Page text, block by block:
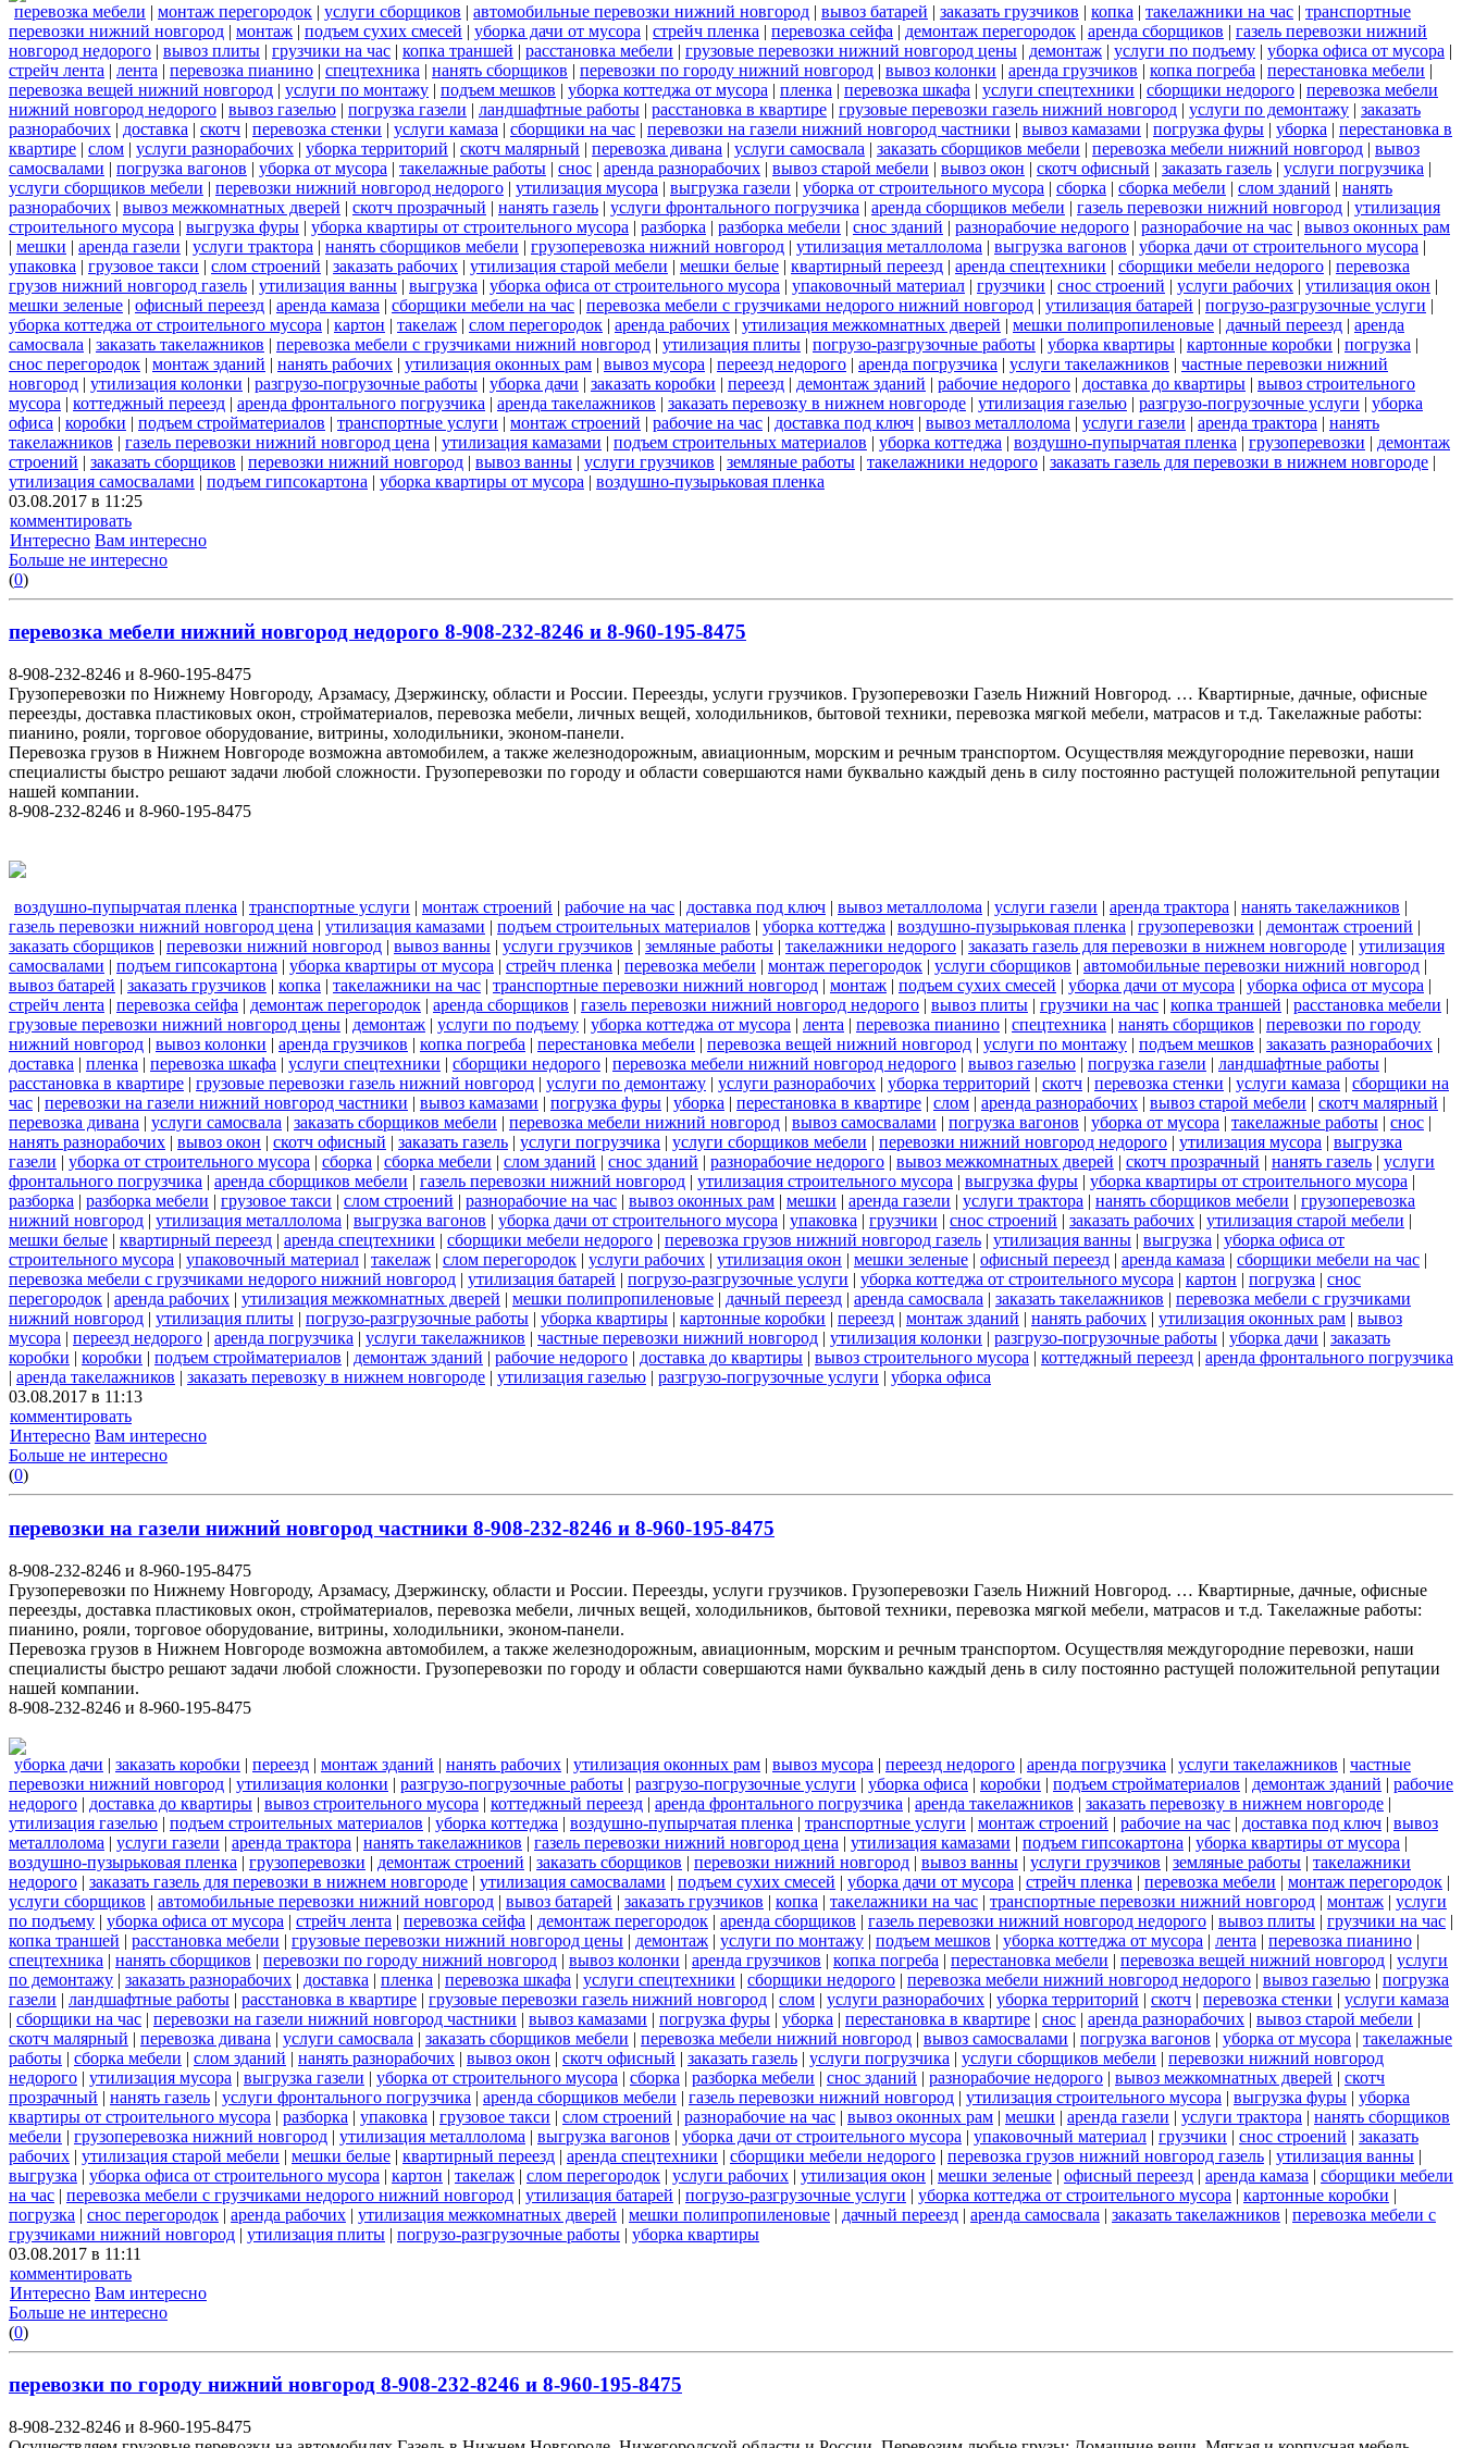
перевозка мебели | монтаж перегородок | услуги сборщиков | автомобильные перевозки нижний новгород | вывоз батарей | заказать грузчиков | копка | такелажники на час | транспортные
перевозки нижний новгород | монтаж | подъем сухих смесей | уборка дачи от мусора | стрейч пленка | перевозка сейфа | демонтаж перегородок | аренда сборщиков | газель перевозки нижний
новгород недорого | вывоз плиты | грузчики на час | копка траншей | расстановка мебели | грузовые перевозки нижний новгород цены | демонтаж | услуги по подъему | уборка офиса от мусора |
стрейч лента | лента | перевозка пианино | спецтехника | нанять сборщиков | перевозки по городу нижний новгород | вывоз колонки | аренда грузчиков | копка погреба | перестановка мебели |
перевозка вещей нижний новгород | услуги по монтажу | подъем мешков | уборка коттеджа от мусора | пленка | перевозка шкафа | услуги спецтехники | сборщики недорого | перевозка мебели
нижний новгород недорого | вывоз газелью | погрузка газели | ландшафтные работы | расстановка в квартире | грузовые перевозки газель нижний новгород | услуги по демонтажу | заказать
разнорабочих | доставка | скотч | перевозка стенки | услуги камаза | сборщики на час | перевозки на газели нижний новгород частники | вывоз камазами | погрузка фуры | уборка | перестановка в
квартире | слом | услуги разнорабочих | уборка территорий | скотч малярный | перевозка дивана | услуги самосвала | заказать сборщиков мебели | перевозка мебели нижний новгород | вывоз
самосвалами | погрузка вагонов | уборка от мусора | такелажные работы | снос | аренда разнорабочих | вывоз старой мебели | вывоз окон | скотч офисный | заказать газель | услуги погрузчика |
услуги сборщиков мебели | перевозки нижний новгород недорого | утилизация мусора | выгрузка газели | уборка от строительного мусора | сборка | сборка мебели | слом зданий | нанять
разнорабочих | вывоз межкомнатных дверей | скотч прозрачный | нанять газель | услуги фронтального погрузчика | аренда сборщиков мебели | газель перевозки нижний новгород | утилизация
строительного мусора | выгрузка фуры | уборка квартиры от строительного мусора | разборка | разборка мебели | снос зданий | разнорабочие недорого | разнорабочие на час | вывоз оконных рам
| мешки | аренда газели | услуги трактора | нанять сборщиков мебели | грузоперевозка нижний новгород | утилизация металлолома | выгрузка вагонов | уборка дачи от строительного мусора |
упаковка | грузовое такси | слом строений | заказать рабочих | утилизация старой мебели | мешки белые | квартирный переезд | аренда спецтехники | сборщики мебели недорого | перевозка
грузов нижний новгород газель | утилизация ванны | выгрузка | уборка офиса от строительного мусора | упаковочный материал | грузчики | снос строений | услуги рабочих | утилизация окон |
мешки зеленые | офисный переезд | аренда камаза | сборщики мебели на час | перевозка мебели с грузчиками недорого нижний новгород | утилизация батарей | погрузо-разгрузочные услуги |
уборка коттеджа от строительного мусора | картон | такелаж | слом перегородок | аренда рабочих | утилизация межкомнатных дверей | мешки полипропиленовые | дачный переезд | аренда
самосвала | заказать такелажников | перевозка мебели с грузчиками нижний новгород | утилизация плиты | погрузо-разгрузочные работы | уборка квартиры | картонные коробки | погрузка |
снос перегородок | монтаж зданий | нанять рабочих | утилизация оконных рам | вывоз мусора | переезд недорого | аренда погрузчика | услуги такелажников | частные перевозки нижний
новгород | утилизация колонки | разгрузо-погрузочные работы | уборка дачи | заказать коробки | переезд | демонтаж зданий | рабочие недорого | доставка до квартиры | вывоз строительного
мусора | коттеджный переезд | аренда фронтального погрузчика | аренда такелажников | заказать перевозку в нижнем новгороде | утилизация газелью | разгрузо-погрузочные услуги | уборка
офиса | коробки | подъем стройматериалов | транспортные услуги | монтаж строений | рабочие на час | доставка под ключ | вывоз металлолома | услуги газели | аренда трактора | нанять
такелажников | газель перевозки нижний новгород цена | утилизация камазами | подъем строительных материалов | уборка коттеджа | воздушно-пупырчатая пленка | грузоперевозки | демонтаж
строений | заказать сборщиков | перевозки нижний новгород | вывоз ванны | услуги грузчиков | земляные работы | такелажники недорого | заказать газель для перевозки в нижнем новгороде |
утилизация самосвалами | подъем гипсокартона | уборка квартиры от мусора | воздушно-пузырьковая пленка
03.08.2017 в 11:25
комментировать
Интересно Вам интересно
Больше не интересно
(0)
перевозка мебели нижний новгород недорого 8-908-232-8246 и 8-960-195-8475
8-908-232-8246 и 8-960-195-8475
Грузоперевозки по Нижнему Новгороду, Арзамасу, Дзержинску, области и России. Переезды, услуги грузчиков. Грузоперевозки Газель Нижний Новгород. … Квартирные, дачные, офисные
переезды, доставка пластиковых окон, стройматериалов, перевозка мебели, личных вещей, холодильников, бытовой техники, перевозка мягкой мебели, матрасов и т.д. Такелажные работы:
пианино, рояли, торговое оборудование, витрины, холодильники, эконом-панели.
Перевозка грузов в Нижнем Новгороде возможна автомобилем, а также железнодорожным, авиационным, морским и речным транспортом. Осуществляя междугородние перевозки, наши
специалисты быстро решают задачи любой сложности. Грузоперевозки по городу и области совершаются нами буквально каждый день в силу постоянно растущей положительной репутации
нашей компании.
8-908-232-8246 и 8-960-195-8475
воздушно-пупырчатая пленка | транспортные услуги | монтаж строений | рабочие на час | доставка под ключ | вывоз металлолома | услуги газели | аренда трактора | нанять такелажников |
газель перевозки нижний новгород цена | утилизация камазами | подъем строительных материалов | уборка коттеджа | воздушно-пузырьковая пленка | грузоперевозки | демонтаж строений |
заказать сборщиков | перевозки нижний новгород | вывоз ванны | услуги грузчиков | земляные работы | такелажники недорого | заказать газель для перевозки в нижнем новгороде | утилизация
самосвалами | подъем гипсокартона | уборка квартиры от мусора | стрейч пленка | перевозка мебели | монтаж перегородок | услуги сборщиков | автомобильные перевозки нижний новгород |
вывоз батарей | заказать грузчиков | копка | такелажники на час | транспортные перевозки нижний новгород | монтаж | подъем сухих смесей | уборка дачи от мусора | уборка офиса от мусора |
стрейч лента | перевозка сейфа | демонтаж перегородок | аренда сборщиков | газель перевозки нижний новгород недорого | вывоз плиты | грузчики на час | копка траншей | расстановка мебели |
грузовые перевозки нижний новгород цены | демонтаж | услуги по подъему | уборка коттеджа от мусора | лента | перевозка пианино | спецтехника | нанять сборщиков | перевозки по городу
нижний новгород | вывоз колонки | аренда грузчиков | копка погреба | перестановка мебели | перевозка вещей нижний новгород | услуги по монтажу | подъем мешков | заказать разнорабочих |
доставка | пленка | перевозка шкафа | услуги спецтехники | сборщики недорого | перевозка мебели нижний новгород недорого | вывоз газелью | погрузка газели | ландшафтные работы |
расстановка в квартире | грузовые перевозки газель нижний новгород | услуги по демонтажу | услуги разнорабочих | уборка территорий | скотч | перевозка стенки | услуги камаза | сборщики на
час | перевозки на газели нижний новгород частники | вывоз камазами | погрузка фуры | уборка | перестановка в квартире | слом | аренда разнорабочих | вывоз старой мебели | скотч малярный |
перевозка дивана | услуги самосвала | заказать сборщиков мебели | перевозка мебели нижний новгород | вывоз самосвалами | погрузка вагонов | уборка от мусора | такелажные работы | снос |
нанять разнорабочих | вывоз окон | скотч офисный | заказать газель | услуги погрузчика | услуги сборщиков мебели | перевозки нижний новгород недорого | утилизация мусора | выгрузка
газели | уборка от строительного мусора | сборка | сборка мебели | слом зданий | снос зданий | разнорабочие недорого | вывоз межкомнатных дверей | скотч прозрачный | нанять газель | услуги
фронтального погрузчика | аренда сборщиков мебели | газель перевозки нижний новгород | утилизация строительного мусора | выгрузка фуры | уборка квартиры от строительного мусора |
разборка | разборка мебели | грузовое такси | слом строений | разнорабочие на час | вывоз оконных рам | мешки | аренда газели | услуги трактора | нанять сборщиков мебели | грузоперевозка
нижний новгород | утилизация металлолома | выгрузка вагонов | уборка дачи от строительного мусора | упаковка | грузчики | снос строений | заказать рабочих | утилизация старой мебели |
мешки белые | квартирный переезд | аренда спецтехники | сборщики мебели недорого | перевозка грузов нижний новгород газель | утилизация ванны | выгрузка | уборка офиса от
строительного мусора | упаковочный материал | такелаж | слом перегородок | услуги рабочих | утилизация окон | мешки зеленые | офисный переезд | аренда камаза | сборщики мебели на час |
перевозка мебели с грузчиками недорого нижний новгород | утилизация батарей | погрузо-разгрузочные услуги | уборка коттеджа от строительного мусора | картон | погрузка | снос
перегородок | аренда рабочих | утилизация межкомнатных дверей | мешки полипропиленовые | дачный переезд | аренда самосвала | заказать такелажников | перевозка мебели с грузчиками
нижний новгород | утилизация плиты | погрузо-разгрузочные работы | уборка квартиры | картонные коробки | переезд | монтаж зданий | нанять рабочих | утилизация оконных рам | вывоз
мусора | переезд недорого | аренда погрузчика | услуги такелажников | частные перевозки нижний новгород | утилизация колонки | разгрузо-погрузочные работы | уборка дачи | заказать
коробки | коробки | подъем стройматериалов | демонтаж зданий | рабочие недорого | доставка до квартиры | вывоз строительного мусора | коттеджный переезд | аренда фронтального погрузчика
| аренда такелажников | заказать перевозку в нижнем новгороде | утилизация газелью | разгрузо-погрузочные услуги | уборка офиса
03.08.2017 в 11:13
комментировать
Интересно Вам интересно
Больше не интересно
(0)
перевозки на газели нижний новгород частники 8-908-232-8246 и 8-960-195-8475
8-908-232-8246 и 8-960-195-8475
Грузоперевозки по Нижнему Новгороду, Арзамасу, Дзержинску, области и России. Переезды, услуги грузчиков. Грузоперевозки Газель Нижний Новгород. … Квартирные, дачные, офисные
переезды, доставка пластиковых окон, стройматериалов, перевозка мебели, личных вещей, холодильников, бытовой техники, перевозка мягкой мебели, матрасов и т.д. Такелажные работы:
пианино, рояли, торговое оборудование, витрины, холодильники, эконом-панели.
Перевозка грузов в Нижнем Новгороде возможна автомобилем, а также железнодорожным, авиационным, морским и речным транспортом. Осуществляя междугородние перевозки, наши
специалисты быстро решают задачи любой сложности. Грузоперевозки по городу и области совершаются нами буквально каждый день в силу постоянно растущей положительной репутации
нашей компании.
8-908-232-8246 и 8-960-195-8475
уборка дачи | заказать коробки | переезд | монтаж зданий | нанять рабочих | утилизация оконных рам | вывоз мусора | переезд недорого | аренда погрузчика | услуги такелажников | частные
перевозки нижний новгород | утилизация колонки | разгрузо-погрузочные работы | разгрузо-погрузочные услуги | уборка офиса | коробки | подъем стройматериалов | демонтаж зданий | рабочие
недорого | доставка до квартиры | вывоз строительного мусора | коттеджный переезд | аренда фронтального погрузчика | аренда такелажников | заказать перевозку в нижнем новгороде |
утилизация газелью | подъем строительных материалов | уборка коттеджа | воздушно-пупырчатая пленка | транспортные услуги | монтаж строений | рабочие на час | доставка под ключ | вывоз
металлолома | услуги газели | аренда трактора | нанять такелажников | газель перевозки нижний новгород цена | утилизация камазами | подъем гипсокартона | уборка квартиры от мусора |
воздушно-пузырьковая пленка | грузоперевозки | демонтаж строений | заказать сборщиков | перевозки нижний новгород | вывоз ванны | услуги грузчиков | земляные работы | такелажники
недорого | заказать газель для перевозки в нижнем новгороде | утилизация самосвалами | подъем сухих смесей | уборка дачи от мусора | стрейч пленка | перевозка мебели | монтаж перегородок |
услуги сборщиков | автомобильные перевозки нижний новгород | вывоз батарей | заказать грузчиков | копка | такелажники на час | транспортные перевозки нижний новгород | монтаж | услуги
по подъему | уборка офиса от мусора | стрейч лента | перевозка сейфа | демонтаж перегородок | аренда сборщиков | газель перевозки нижний новгород недорого | вывоз плиты | грузчики на час |
копка траншей | расстановка мебели | грузовые перевозки нижний новгород цены | демонтаж | услуги по монтажу | подъем мешков | уборка коттеджа от мусора | лента | перевозка пианино |
спецтехника | нанять сборщиков | перевозки по городу нижний новгород | вывоз колонки | аренда грузчиков | копка погреба | перестановка мебели | перевозка вещей нижний новгород | услуги
по демонтажу | заказать разнорабочих | доставка | пленка | перевозка шкафа | услуги спецтехники | сборщики недорого | перевозка мебели нижний новгород недорого | вывоз газелью | погрузка
газели | ландшафтные работы | расстановка в квартире | грузовые перевозки газель нижний новгород | слом | услуги разнорабочих | уборка территорий | скотч | перевозка стенки | услуги камаза
| сборщики на час | перевозки на газели нижний новгород частники | вывоз камазами | погрузка фуры | уборка | перестановка в квартире | снос | аренда разнорабочих | вывоз старой мебели |
скотч малярный | перевозка дивана | услуги самосвала | заказать сборщиков мебели | перевозка мебели нижний новгород | вывоз самосвалами | погрузка вагонов | уборка от мусора | такелажные
работы | сборка мебели | слом зданий | нанять разнорабочих | вывоз окон | скотч офисный | заказать газель | услуги погрузчика | услуги сборщиков мебели | перевозки нижний новгород
недорого | утилизация мусора | выгрузка газели | уборка от строительного мусора | сборка | разборка мебели | снос зданий | разнорабочие недорого | вывоз межкомнатных дверей | скотч
прозрачный | нанять газель | услуги фронтального погрузчика | аренда сборщиков мебели | газель перевозки нижний новгород | утилизация строительного мусора | выгрузка фуры | уборка
квартиры от строительного мусора | разборка | упаковка | грузовое такси | слом строений | разнорабочие на час | вывоз оконных рам | мешки | аренда газели | услуги трактора | нанять сборщиков
мебели | грузоперевозка нижний новгород | утилизация металлолома | выгрузка вагонов | уборка дачи от строительного мусора | упаковочный материал | грузчики | снос строений | заказать
рабочих | утилизация старой мебели | мешки белые | квартирный переезд | аренда спецтехники | сборщики мебели недорого | перевозка грузов нижний новгород газель | утилизация ванны |
выгрузка | уборка офиса от строительного мусора | картон | такелаж | слом перегородок | услуги рабочих | утилизация окон | мешки зеленые | офисный переезд | аренда камаза | сборщики мебели
на час | перевозка мебели с грузчиками недорого нижний новгород | утилизация батарей | погрузо-разгрузочные услуги | уборка коттеджа от строительного мусора | картонные коробки |
погрузка | снос перегородок | аренда рабочих | утилизация межкомнатных дверей | мешки полипропиленовые | дачный переезд | аренда самосвала | заказать такелажников | перевозка мебели с
грузчиками нижний новгород | утилизация плиты | погрузо-разгрузочные работы | уборка квартиры
03.08.2017 в 11:11
комментировать
Интересно Вам интересно
Больше не интересно
(0)
перевозки по городу нижний новгород 8-908-232-8246 и 8-960-195-8475
8-908-232-8246 и 8-960-195-8475